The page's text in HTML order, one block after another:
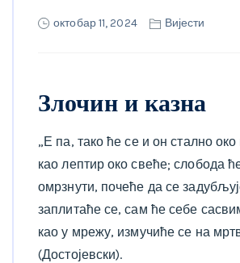
октобар 11, 2024 Вијести
Злочин и казна
„Е па, тако ће се и он стално
као лептир око свеће; слобода
омрзнути, почеће да се
заплитаће се, сам ће себе
као у мрежу, измучиће се на
(Достојевски).